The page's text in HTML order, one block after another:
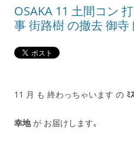
OSAKA 11 土間コン
事 街路樹 の撤去 御寺
11 月 も 終わっちゃいます の ﾐ
幸地が お届けします｡